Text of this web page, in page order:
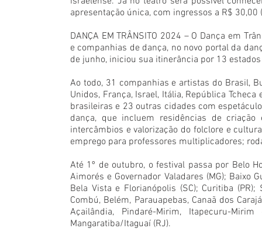
apresentação única, com ingressos a R$ 30,00
DANÇA EM TRÂNSITO 2024 – O Dança em
e companhias de dança, no novo portal da
de junho, iniciou sua itinerância por 13
Ao todo, 31 companhias e artistas do Brasil,
Unidos, França, Israel, Itália, República
brasileiras e 23 outras cidades com
dança, que incluem residências de
intercâmbios e valorização do folclore e
emprego para professores multiplicadores;
Até 1º de outubro, o festival passa por Belo
Aimorés e Governador Valadares (MG); Baixo
Bela Vista e Florianópolis (SC); Curitiba
Combú, Belém, Parauapebas, Canaã dos
Açailândia, Pindaré-Mirim, Itapecuru-
Mangaratiba/Itaguaí (RJ).